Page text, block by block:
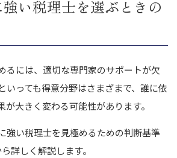
い税理士を選ぶときの
るには、適切な専門家のサポートが欠
いっても得意分野はさまざまで、誰に依
大きく変わる可能性があります。
強い税理士を見極めるための判断基準
詳しく解説します。